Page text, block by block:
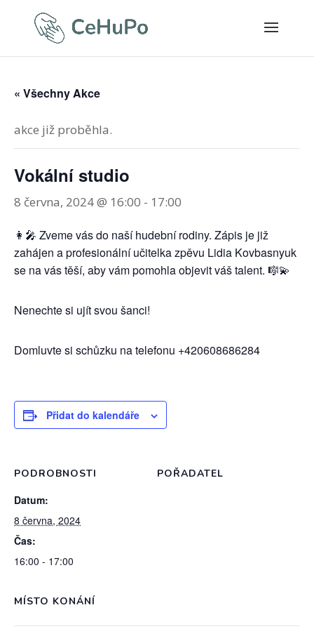
« Všechny Akce
akce již proběhla.
Vokální studio
8 června, 2024 @ 16:00 - 17:00
👩‍🎤 Zveme vás do naší hudební rodiny. Zápis je již
zahájen a profesionální učitelka zpěvu Lidia Kovbasnyuk
se na vás těší, aby vám pomohla objevit váš talent. 🎼💫
Nenechte si ujít svou šanci!
Domluvte si schůzku na telefonu +420608686284
Přidat do kalendáře
PODROBNOSTI
Datum:
8 června, 2024
Čas:
16:00 - 17:00
POŘADATEL
MÍSTO KONÁNÍ